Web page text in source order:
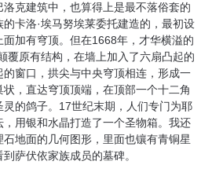
克建筑中，也算得上是最不落俗套的
卡洛·埃马努埃莱委托建造的，最初设
加有穹顶。但在1668年，才华横溢的
覆原有结构，在墙上加入了六扇凸起的
窗口，拱尖与中央穹顶相连，形成一
，直达穹顶顶端，在顶部一个十二角
的鸽子。17世纪末期，人们专门为耶
用银和水晶打造了一个圣物箱。我还
地面的几何图形，里面也镶有青铜星
萨伏依家族成员的墓碑。